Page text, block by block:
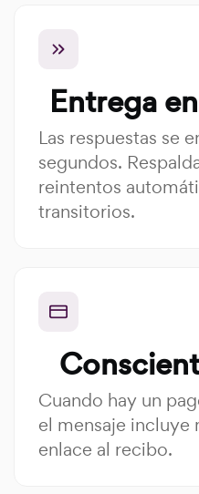
Entrega
Las respuestas se
segundos.
reintentos
transitorios.
Cuando hay un
el mensaje incluye
enlace al recibo.